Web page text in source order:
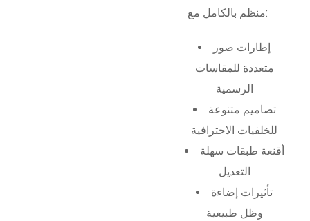
منظم بالكامل مع:
إطارات صور
متعددة للمقاسات
الرسمية
تصاميم متنوعة
للخلفيات الاحترافية
أقنعة طبقات سهلة
التعديل
تأثيرات إضاءة
وظل طبيعية